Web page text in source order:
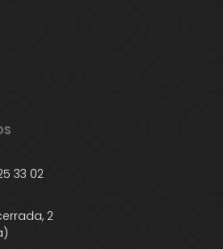
33 02
2